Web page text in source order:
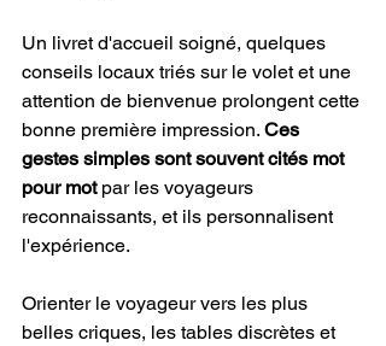
Un livret d'accueil soigné, quelques
conseils locaux triés sur le volet et une
attention de bienvenue prolongent cette
bonne première impression. Ces
gestes simples sont souvent cités mot
pour mot par les voyageurs
reconnaissants, et ils personnalisent
l'expérience.
Orienter le voyageur vers les plus
belles criques, les tables discrètes et